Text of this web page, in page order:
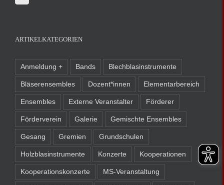
ARTIKELKATEGORIEN
Anmeldung + Bands Blechblasinstrumente
Bläserensembles Dozent*innen Elementarbereich
Ensembles Externe Veranstalter Förderer
Förderverein Galerie Gemischte Ensembles
Gesang Gremien Grundschulen
Holzblasinstrumente Konzerte Kooperationen
Kooperationskonzerte MS-Veranstaltung